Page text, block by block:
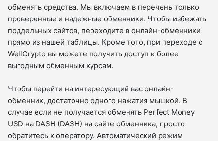
обменять средства. Мы включаем в перечень только
проверенные и надежные обменники. Чтобы избежать
поддельных сайтов, переходите в онлайн-обменники
прямо из нашей таблицы. Кроме того, при переходе с
WellCrypto вы можете получить доступ к более
выгодным обменным курсам.
Чтобы перейти на интересующий вас онлайн-
обменник, достаточно одного нажатия мышкой. В
случае если не получается обменять Perfect Money
USD на DASH (DASH) на сайте обменника, просто
обратитесь к оператору. Автоматический режим